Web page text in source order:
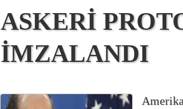
ASKERİ
İMZALANDI